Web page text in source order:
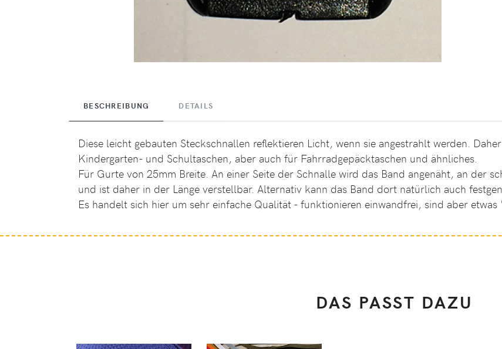
BESCHREIBUNG DETAILS
Diese leicht gebauten Steckschnallen reflektieren Licht, wenn sie angestrahlt werden.
Kindergarten- und Schultaschen, aber auch für Fahrradgepäcktaschen und ähnliches.
Für Gurte von 25mm Breite. An einer Seite der Schnalle wird das Band angenäht, an der
und ist daher in der Länge verstellbar. Alternativ kann das Band dort natürlich auch
Es handelt sich hier um sehr einfache Qualität - funktionieren einwandfrei, sind aber etwas
DAS PASST DAZU